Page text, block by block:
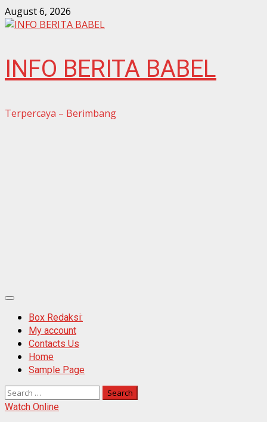
Skip
to
August 6, 2026
INFO BERITA BABEL
Terpercaya – Berimbang
Primary
MenuBox Redaksi:
My account
Contacts Us
Home
Sample Page
Search
for:
Watch Online